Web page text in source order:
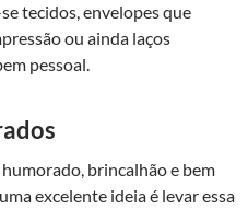
tecidos, envelopes que
ou ainda laços
pessoal.
brincalhão e bem
excelente ideia é levar essa